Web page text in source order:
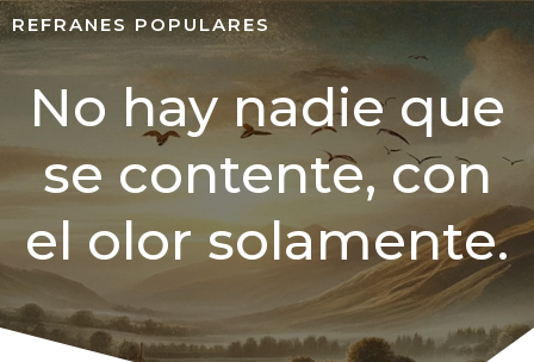
REFRANES POPULARES
No hay nadie que
se contente, con
el olor solamente.